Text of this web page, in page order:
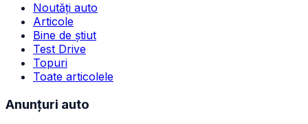
Noutăți auto
Articole
Bine de știut
Test Drive
Topuri
Toate articolele
Anunțuri auto